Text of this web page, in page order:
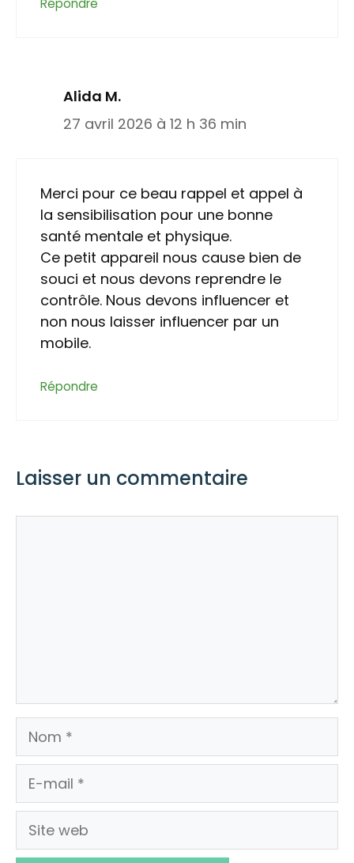
Répondre
Alida M.
27 avril 2026 à 12 h 36 min
Merci pour ce beau rappel et appel à
la sensibilisation pour une bonne
santé mentale et physique.
Ce petit appareil nous cause bien de
souci et nous devons reprendre le
contrôle. Nous devons influencer et
non nous laisser influencer par un
mobile.
Répondre
Laisser un commentaire
Nom
E-
mail
Site
web